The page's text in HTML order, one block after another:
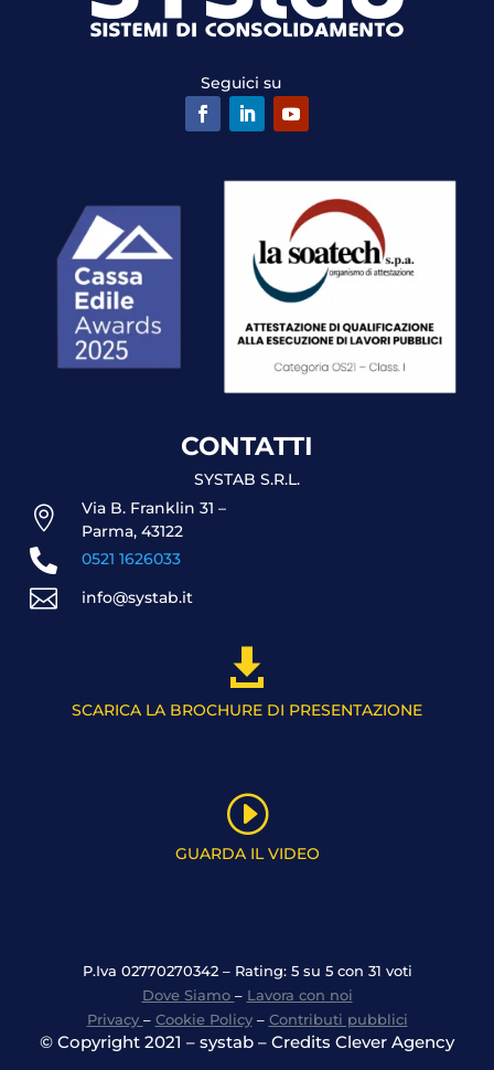
Seguici su
CONTATTI
SYSTAB S.R.L.

Via B. Franklin 31 –
Parma, 43122
 0521 1626033
 info@systab.it

SCARICA LA BROCHURE DI PRESENTAZIONE
I
GUARDA IL VIDEO
P.Iva 02770270342 – Rating: 5 su 5 con 31 voti
Dove Siamo – Lavora con noi
Privacy – Cookie Policy– Contributi pubblici
© Copyright 2021 – systab – Credits Clever Agency